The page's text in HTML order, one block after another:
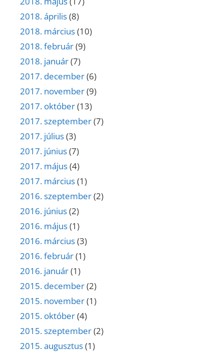
2018. április(8)
2018. március(10)
2018. február(9)
2018. január(7)
2017. december(6)
2017. november(9)
2017. október(13)
2017. szeptember(7)
2017. július(3)
2017. június(7)
2017. május(4)
2017. március(1)
2016. szeptember(2)
2016. június(2)
2016. május(1)
2016. március(3)
2016. február(1)
2016. január(1)
2015. december(2)
2015. november(1)
2015. október(4)
2015. szeptember(2)
2015. augusztus(1)